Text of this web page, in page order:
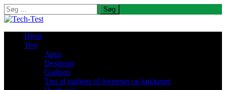
Søg
efter:
Hjem
Test
Apps
Desktops
Gadgets
Test af gadgets til hjemmet og køkkenet